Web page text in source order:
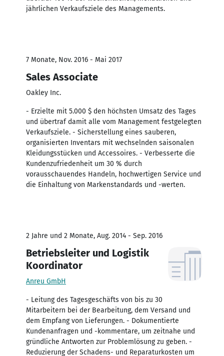
jährlichen Verkaufsziele des Managements.
7 Monate, Nov. 2016 - Mai 2017
Sales Associate
Oakley Inc.
- Erzielte mit 5.000 $ den höchsten Umsatz des Tages
und übertraf damit alle vom Management festgelegten
Verkaufsziele. - Sicherstellung eines sauberen,
organisierten Inventars mit wechselnden saisonalen
Kleidungsstücken und Accessoires. - Verbesserte die
Kundenzufriedenheit um 30 % durch
vorausschauendes Handeln, hochwertigen Service und
die Einhaltung von Markenstandards und -werten.
2 Jahre und 2 Monate, Aug. 2014 - Sep. 2016
Betriebsleiter und Logistik
Koordinator
Anreu GmbH
- Leitung des Tagesgeschäfts von bis zu 30
Mitarbeitern bei der Bearbeitung, dem Versand und
dem Empfang von Lieferungen. - Dokumentierte
Kundenanfragen und -kommentare, um zeitnahe und
gründliche Antworten zur Problemlösung zu geben. -
Reduzierung der Schadens- und Reparaturkosten um